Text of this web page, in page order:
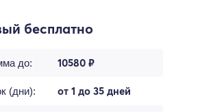
бесплатно
до: 10580 ₽
(дни): от 1 до 35 дней